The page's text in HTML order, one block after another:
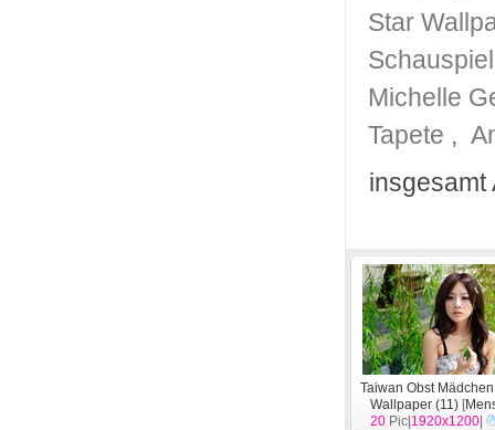
Star
Michelle
Tapete ,
insgesamt
Taiwan Obst
Wallpaper (11) [
20 Pic| 1920x1200